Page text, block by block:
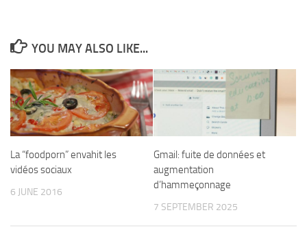
YOU MAY ALSO LIKE...
La “foodporn” envahit les
vidéos sociaux
6 JUNE 2016
Gmail: fuite de données et
augmentation
d’hammeçonnage
7 SEPTEMBER 2025